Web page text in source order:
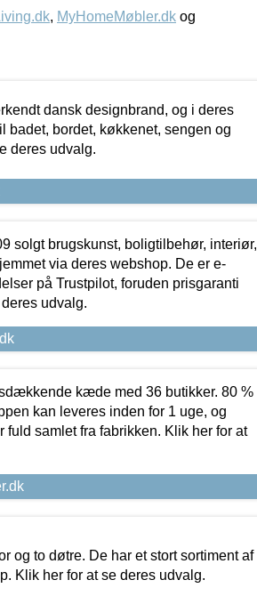
, MyHomeMøbler.dk og
dansk designbrand, og i deres
badet, bordet, køkkenet, sengen og
deres udvalg.
solgt brugskunst, boligtilbehør, interiør,
via deres webshop. De er e-
på Trustpilot, foruden prisgaranti
udvalg.
kæde med 36 butikker. 80 %
kan leveres inden for 1 uge, og
fuld samlet fra fabrikken. Klik her for at
og to døtre. De har et stort sortiment af
Klik her for at se deres udvalg.